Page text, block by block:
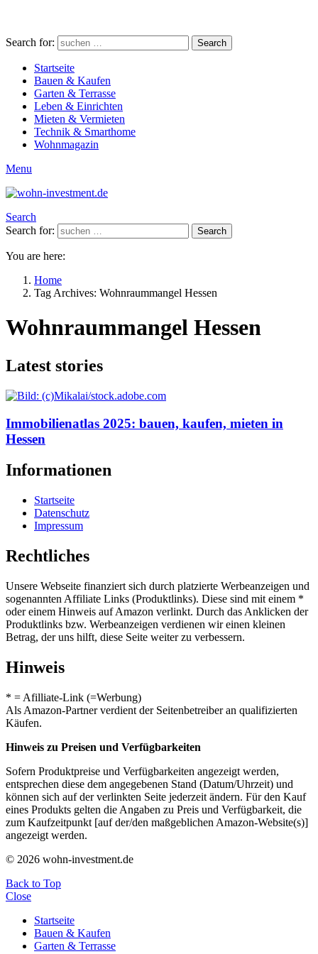
Search for: Search
Startseite
Bauen & Kaufen
Garten & Terrasse
Leben & Einrichten
Mieten & Vermieten
Technik & Smarthome
Wohnmagazin
Menu
Search
Search for:
Search
You are here:
Home
Tag Archives: Wohnraummangel Hessen
Wohnraummangel Hessen
Latest stories
Immobilienatlas 2025: bauen, kaufen, mieten in
Hessen
Informationen
Startseite
Datenschutz
Impressum
Rechtliches
Unsere Webseite finanziert sich durch platzierte Werbeanzeigen und
sogenannten Affiliate Links (Produktlinks). Diese sind mit einem *
oder einem Hinweis auf Amazon verlinkt. Durch das Anklicken der
Produktlinks bzw. Werbeanzeigen verdienen wir einen kleinen
Betrag, der uns hilft, diese Seite weiter zu verbessern.
Hinweis
* = Afilliate-Link (=Werbung)
Als Amazon-Partner verdient der Seitenbetreiber an qualifizierten
Käufen.
Hinweis zu Preisen und Verfügbarkeiten
Sofern Produktpreise und Verfügbarkeiten angezeigt werden,
entsprechen diese dem angegebenen Stand (Datum/Uhrzeit) und
können sich auf der verlinkten Seite jederzeit ändern. Für den Kauf
eines Produkts gelten die Angaben zu Preis und Verfügbarkeit, die
zum Kaufzeitpunkt [auf der/den maßgeblichen Amazon-Website(s)]
angezeigt werden.
© 2026 wohn-investment.de
Back to Top
Close
Startseite
Bauen & Kaufen
Garten & Terrasse